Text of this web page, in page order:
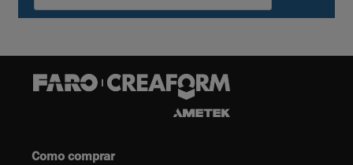
Como comprar